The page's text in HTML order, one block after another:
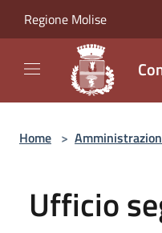
Regione Molise
Home >
Ufficio